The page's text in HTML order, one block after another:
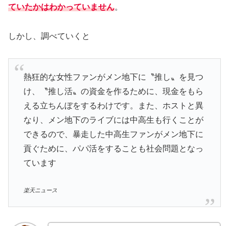
ていたかはわかっていません。
しかし、調べていくと
熱狂的な女性ファンがメン地下に〝推し〟を見つ
け、〝推し活〟の資金を作るために、現金をもら
える立ちんぼをするわけです。また、ホストと異
なり、メン地下のライブには中高生も行くことが
できるので、暴走した中高生ファンがメン地下に
貢ぐために、パパ活をすることも社会問題となっ
ています
楽天ニュース